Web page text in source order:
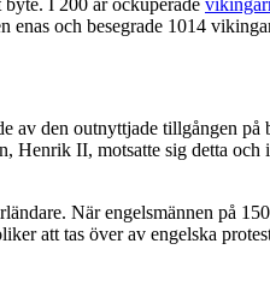
och besegrade 1014
den outnyttjade tillgången
II, motsatte sig detta
När engelsmännen på
att tas över av engelska